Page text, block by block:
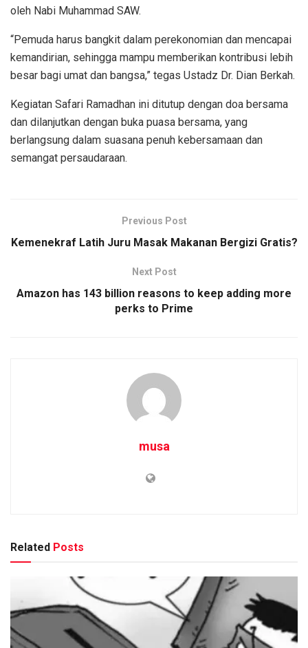
oleh Nabi Muhammad SAW.
“Pemuda harus bangkit dalam perekonomian dan mencapai
kemandirian, sehingga mampu memberikan kontribusi lebih
besar bagi umat dan bangsa,” tegas Ustadz Dr. Dian Berkah.
Kegiatan Safari Ramadhan ini ditutup dengan doa bersama
dan dilanjutkan dengan buka puasa bersama, yang
berlangsung dalam suasana penuh kebersamaan dan
semangat persaudaraan.
Previous Post
Kemenekraf Latih Juru Masak Makanan Bergizi Gratis?
Next Post
Amazon has 143 billion reasons to keep adding more
perks to Prime
musa
Related Posts